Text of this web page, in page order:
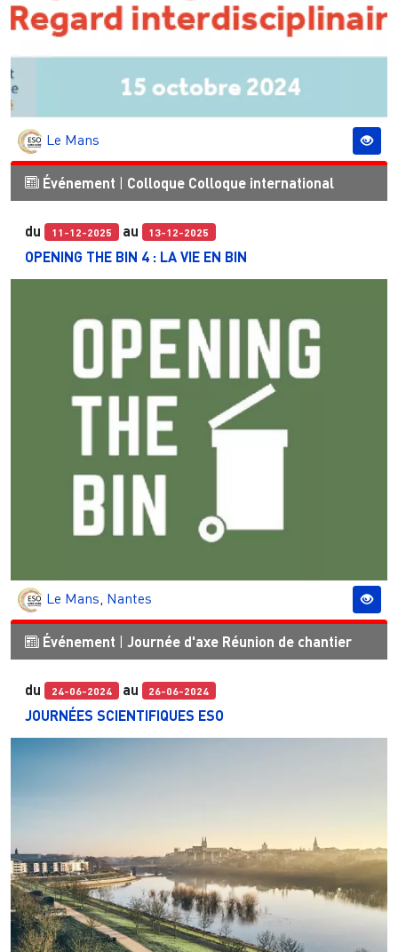
Le Mans
Événement | Colloque Colloque international
du 11-12-2025 au 13-12-2025
OPENING THE BIN 4 : LA VIE EN BIN
Le Mans, Nantes
Événement Journée d'axe Réunion de chantier
du 24-06-2024 au 26-06-2024
JOURNÉES SCIENTIFIQUES ESO